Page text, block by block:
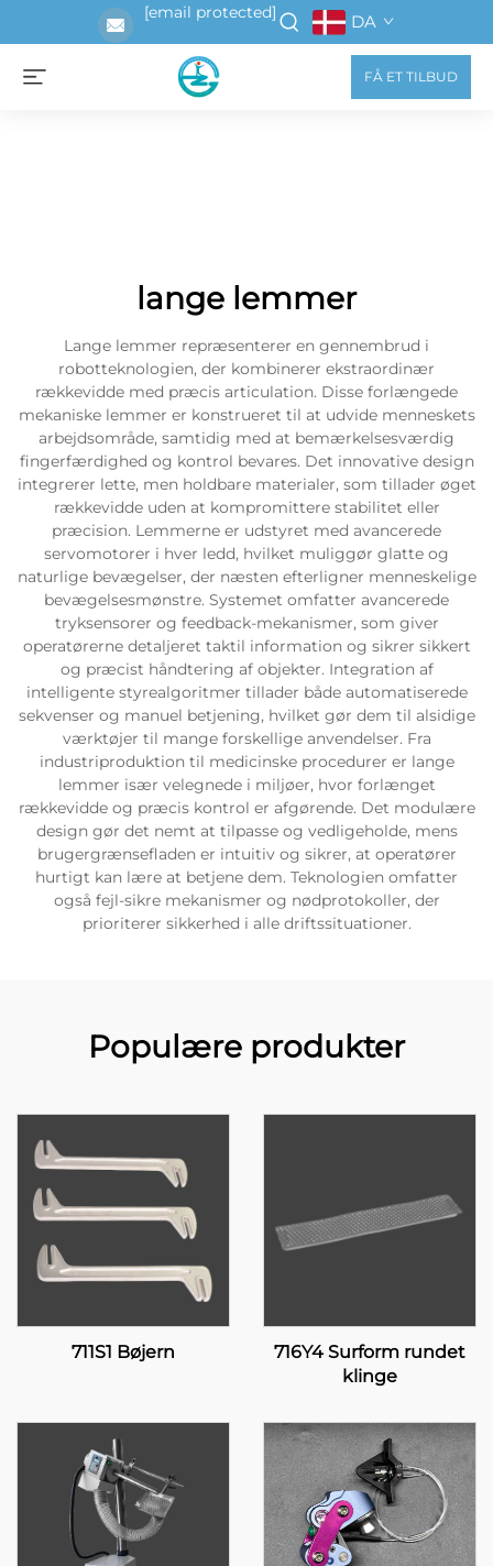
[email protected] DA
FÅ ET TILBUD
lange lemmer
Lange lemmer repræsenterer en gennembrud i
robotteknologien, der kombinerer ekstraordinær
rækkevidde med præcis articulation. Disse forlængede
mekaniske lemmer er konstrueret til at udvide menneskets
arbejdsområde, samtidig med at bemærkelsesværdig
fingerfærdighed og kontrol bevares. Det innovative design
integrerer lette, men holdbare materialer, som tillader øget
rækkevidde uden at kompromittere stabilitet eller
præcision. Lemmerne er udstyret med avancerede
servomotorer i hver ledd, hvilket muliggør glatte og
naturlige bevægelser, der næsten efterligner menneskelige
bevægelsesmønstre. Systemet omfatter avancerede
tryksensorer og feedback-mekanismer, som giver
operatørerne detaljeret taktil information og sikrer sikkert
og præcist håndtering af objekter. Integration af
intelligente styrealgoritmer tillader både automatiserede
sekvenser og manuel betjening, hvilket gør dem til alsidige
værktøjer til mange forskellige anvendelser. Fra
industriproduktion til medicinske procedurer er lange
lemmer især velegnede i miljøer, hvor forlænget
rækkevidde og præcis kontrol er afgørende. Det modulære
design gør det nemt at tilpasse og vedligeholde, mens
brugergrænsefladen er intuitiv og sikrer, at operatører
hurtigt kan lære at betjene dem. Teknologien omfatter
også fejl-sikre mekanismer og nødprotokoller, der
prioriterer sikkerhed i alle driftssituationer.
Populære produkter
711S1 Bøjern
716Y4 Surform rundet
klinge